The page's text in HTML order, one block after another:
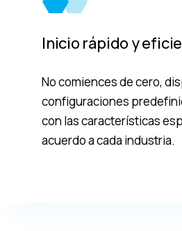
Inicio rápido y
No comiences de cero,
configuraciones
con las características
acuerdo a cada industria.